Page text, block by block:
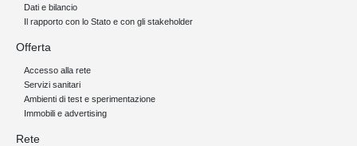
Dati e bilancio
Il rapporto con lo Stato e con gli stakeholder
Offerta
Accesso alla rete
Servizi sanitari
Ambienti di test e sperimentazione
Immobili e advertising
Rete